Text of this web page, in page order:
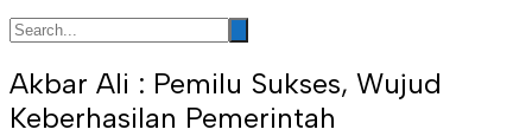
Akbar Ali : Pemilu Sukses, Wujud
Keberhasilan Pemerintah